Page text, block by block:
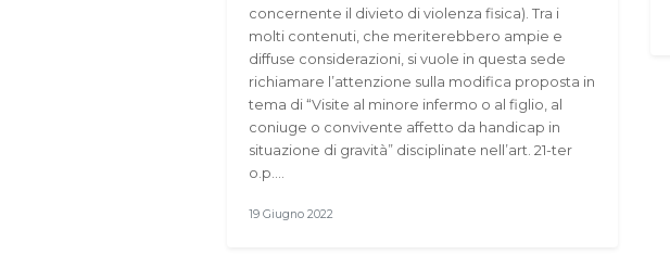
concernente il divieto di violenza fisica). Tra i
molti contenuti, che meriterebbero ampie e
diffuse considerazioni, si vuole in questa sede
richiamare l’attenzione sulla modifica proposta in
tema di “Visite al minore infermo o al figlio, al
coniuge o convivente affetto da handicap in
situazione di gravità” disciplinate nell’art. 21-ter
o.p.…
19 Giugno 2022